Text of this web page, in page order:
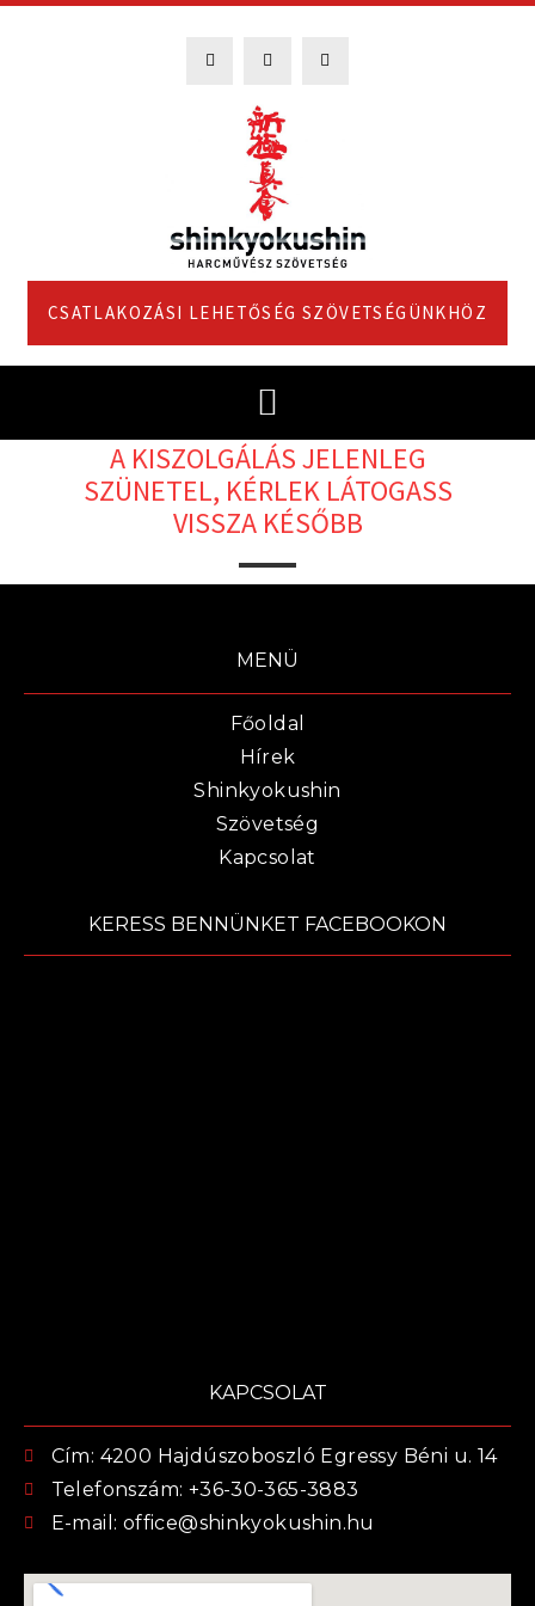
CSATLAKOZÁSI LEHETŐSÉG SZÖVETSÉGÜNKHÖZ
A KISZOLGÁLÁS JELENLEG
SZÜNETEL, KÉRLEK LÁTOGASS
VISSZA KÉSŐBB
MENÜ
Főoldal
Hírek
Shinkyokushin
Szövetség
Kapcsolat
KERESS BENNÜNKET FACEBOOKON
KAPCSOLAT
Cím: 4200 Hajdúszoboszló Egressy Béni u. 14
Telefonszám: +36-30-365-3883
E-mail: office@shinkyokushin.hu